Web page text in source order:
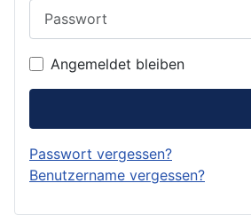
Angemeldet bleiben
Passwort vergessen?
Benutzername vergessen?